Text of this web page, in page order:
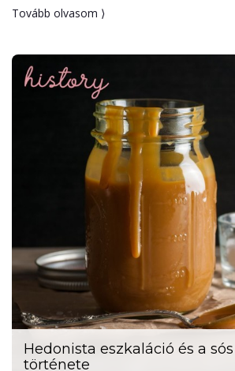
Tovább olvasom ⟩
Hedonista eszkaláció és a sós
története